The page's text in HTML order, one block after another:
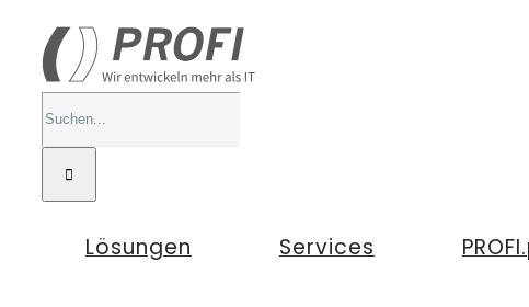
Inhalt
springen
Suche
nach:
Lösungen Services